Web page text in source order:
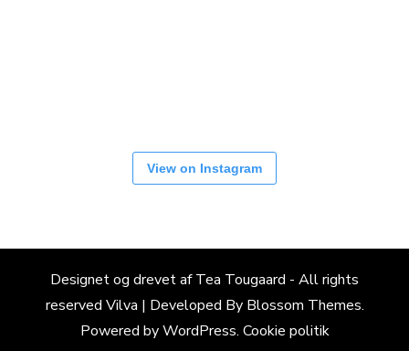
View on Instagram
Designet og drevet af Tea Tougaard - All rights
reserved Vilva | Developed By Blossom Themes.
Powered byWordPress. Cookie politik